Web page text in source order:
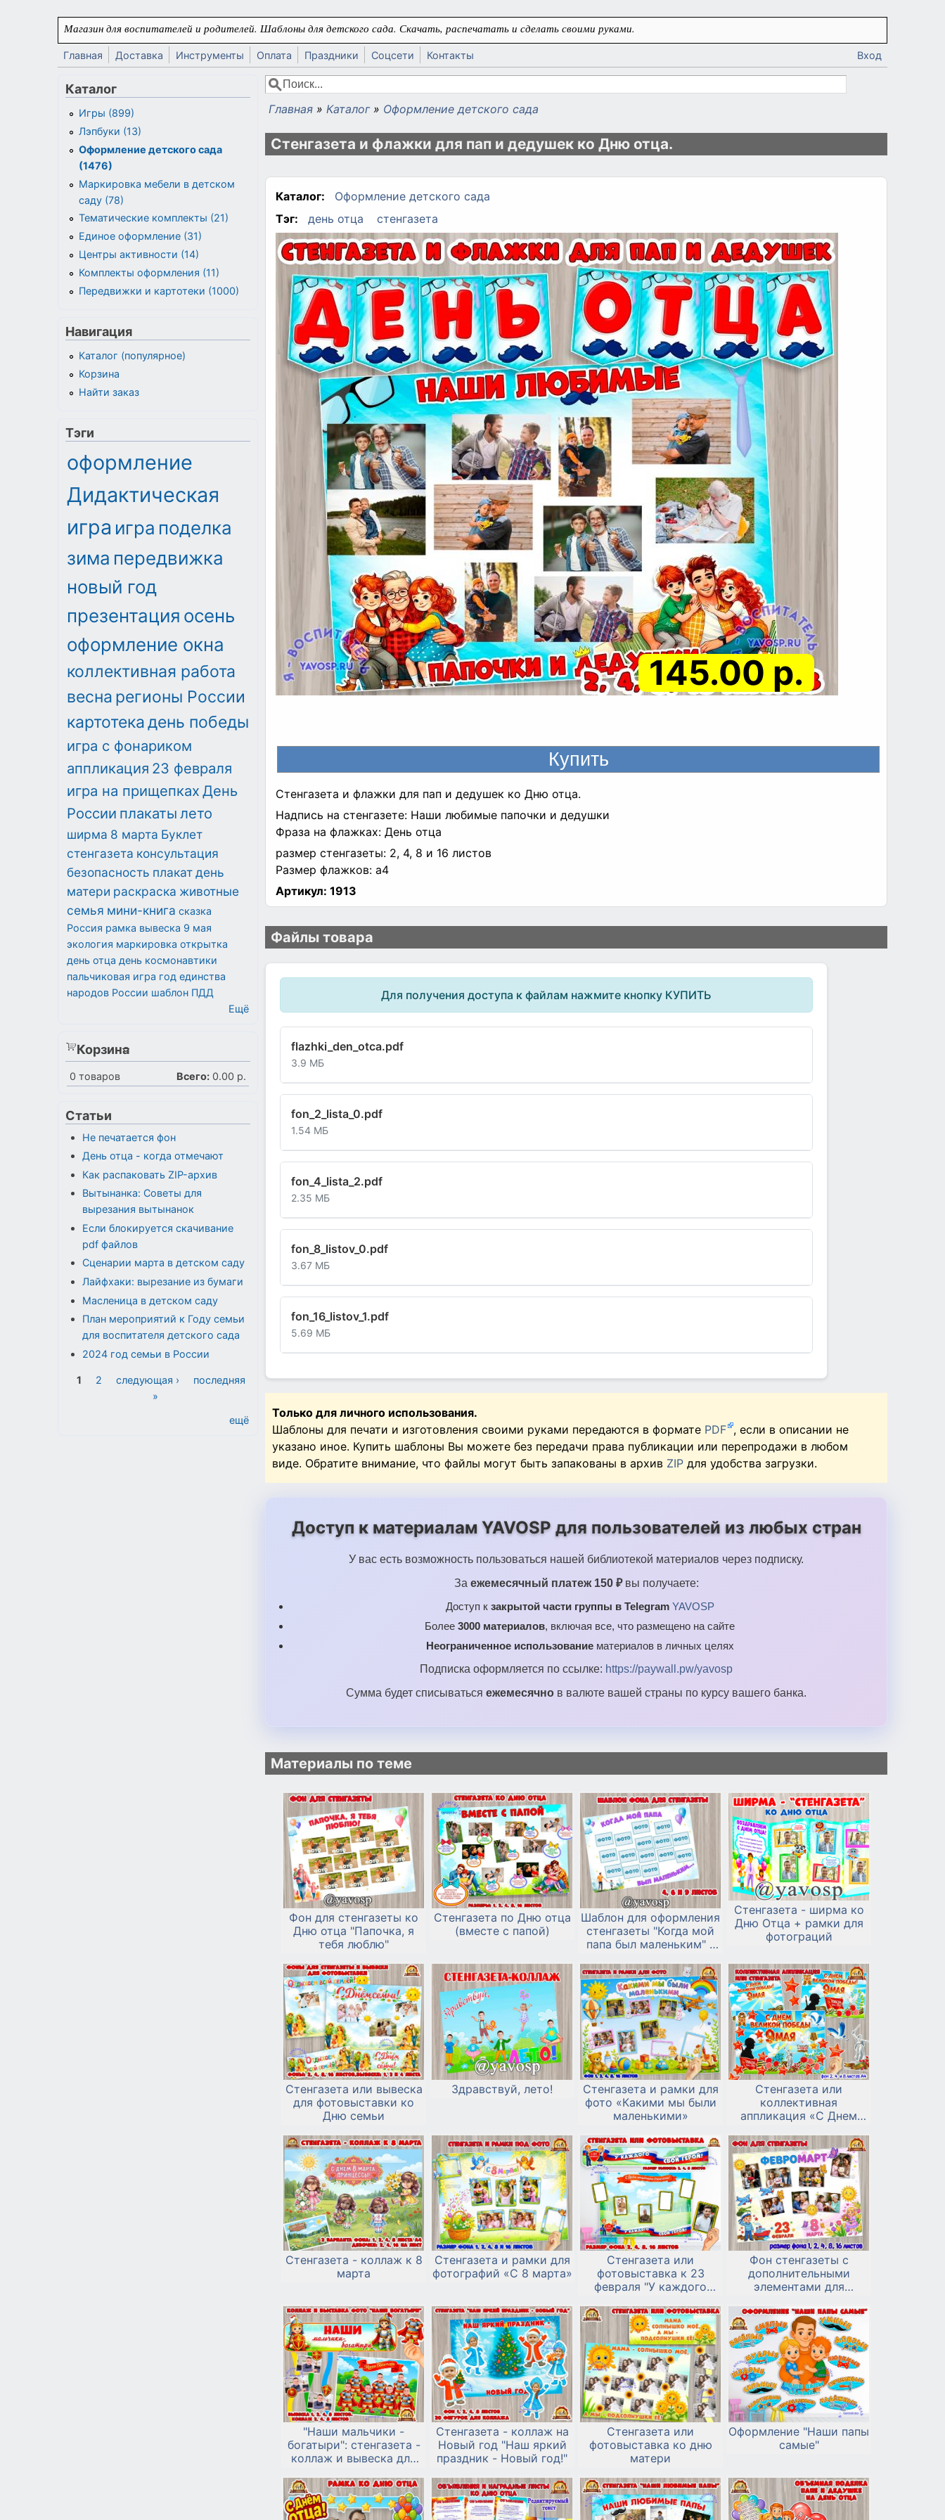
Перейти к основному содержанию
Магазин для воспитателей и родителей. Шаблоны для детского сада. Скачать, распечатать и сделать своими руками.
Главная Доставка Инструменты Оплата Праздники Соцсети Контакты Вход
Форма поиска
Поиск
Вы здесь
Главная » Каталог » Оформление детского сада
Стенгазета и флажки для пап и дедушек ко Дню отца.
Каталог:
Оформление детского сада
Тэг:
день отца стенгазета
145.00 р.
Стенгазета и флажки для пап и дедушек ко Дню отца.
Надпись на стенгазете: Наши любимые папочки и дедушки
Фраза на флажках: День отца
размер стенгазеты: 2, 4, 8 и 16 листов
Размер флажков: а4
Артикул: 1913
Файлы товара
Для получения доступа к файлам нажмите кнопку КУПИТЬ
flazhki_den_otca.pdf
3.9 МБ
fon_2_lista_0.pdf
1.54 МБ
fon_4_lista_2.pdf
2.35 МБ
fon_8_listov_0.pdf
3.67 МБ
fon_16_listov_1.pdf
5.69 МБ
Только для личного использования.
Шаблоны для печати и изготовления своими руками передаются в формате PDF , если в описании не
указано иное. Купить шаблоны Вы можете без передачи права публикации или перепродажи в любом
виде. Обратите внимание, что файлы могут быть запакованы в архив ZIP для удобства загрузки.
Доступ к материалам YAVOSP для пользователей из любых стран
У вас есть возможность пользоваться нашей библиотекой материалов через подписку.
За ежемесячный платеж 150 ₽вы получаете:
Доступ к закрытой части группы в Telegram YAVOSP
Более 3000 материалов, включая все, что размещено на сайте
Неограниченное использованиематериалов в личных целях
Подписка оформляется по ссылке: https://paywall.pw/yavosp
Сумма будет списываться ежемесячно в валюте вашей страны по курсу вашего банка.
Материалы по теме
Фон для стенгазеты ко
Дню отца "Папочка, я
тебя люблю"
Стенгазета по Дню отца
(вместе с папой)
Шаблон для оформления
стенгазеты "Когда мой
папа был маленьким" -
Стенгазета - ширма ко
Дню Отца + рамки для
фотограций
Стенгазета или вывеска
для фотовыставки ко
Дню семьи
Здравствуй, лето!
Стенгазета и рамки для
фото «Какими мы были
маленькими»
Стенгазета или
коллективная
аппликация «С Днем
мая
Стенгазета - коллаж к 8
марта
Стенгазета и рамки для
фотографий «С 8 марта»
Стенгазета или
фотовыставка к 23
февраля "У каждого
Фон стенгазеты с
дополнительными
элементами для
"Наши мальчики -
богатыри": стенгазета -
коллаж и вывеска для
февраля и дню
мальчиков
Стенгазета - коллаж на
Новый год "Наш яркий
праздник - Новый год!"
Стенгазета или
фотовыставка ко дню
матери
Оформление "Наши папы
самые"
Каталог
Игры (899)
Лэпбуки (13)
Оформление детского сада
(1476)
Маркировка мебели в детском
саду (78)
Тематические комплекты (21)
Единое оформление (31)
Центры активности (14)
Комплекты оформления (11)
Передвижки и картотеки (1000)
Навигация
Каталог (популярное)
Корзина
Найти заказ
Тэги
оформление
Дидактическая
игра игра поделка
зима передвижка
новый год
презентация осень
оформление окна
коллективная работа
весна регионы России
картотекадень победы
игра с фонариком
аппликация 23 февраля
игра на прищепках День
России плакаты лето
ширма 8 марта Буклет
стенгазета консультация
безопасность плакатдень
матери раскраска животные
семья мини-книга сказка
Россия рамка вывеска 9 мая
экология маркировка открытка
день отца день космонавтики
пальчиковая игра год единства
народов России шаблон ПДД
Ещё
Корзина
0 товаров Всего: 0.00 р.
Статьи
Не печатается фон
День отца - когда отмечают
Как распаковать ZIP-архив
Вытынанка: Советы для
вырезания вытынанок
Если блокируется скачивание
pdf файлов
Сценарии марта в детском саду
Лайфхаки: вырезание из бумаги
Масленица в детском саду
План мероприятий к Году семьи
для воспитателя детского сада
2024 год семьи в России
Страницы
1 2 следующая ›
последняя
»
ещё